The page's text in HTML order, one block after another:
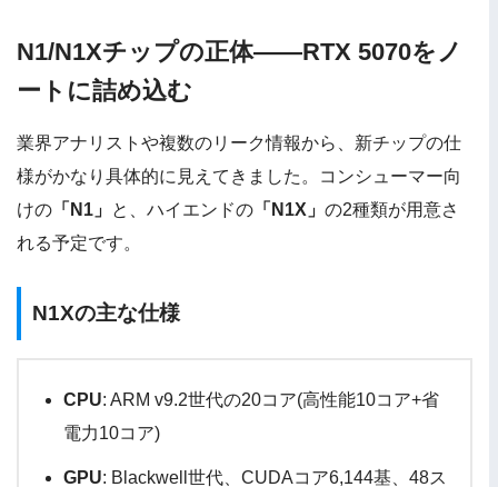
N1/N1Xチップの正体——RTX 5070をノ
ートに詰め込む
業界アナリストや複数のリーク情報から、新チップの仕
様がかなり具体的に見えてきました。コンシューマー向
けの 「N1」 と、ハイエンドの 「N1X」 の2種類が用意さ
れる予定です。
N1Xの主な仕様
CPU: ARM v9.2世代の20コア(高性能10コア+省
電力10コア)
GPU: Blackwell世代、CUDAコア6,144基、48ス